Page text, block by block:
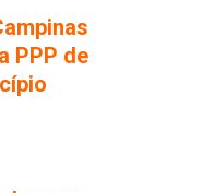
PPP de